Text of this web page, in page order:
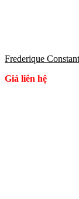
Frederique
Giá liên hệ